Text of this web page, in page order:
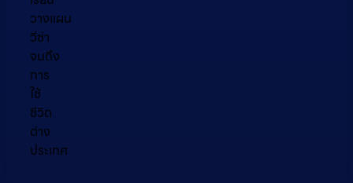
วางแผน
วีซ่า
จนถึง
การ
ใช้
ชีวิต
ต่าง
ประเทศ